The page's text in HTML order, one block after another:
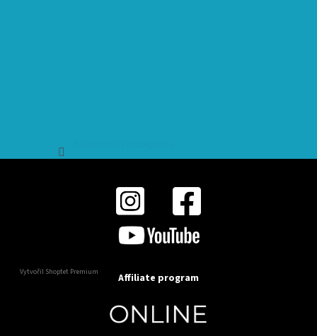
Vytvořil Shoptet Premium Affiliate program